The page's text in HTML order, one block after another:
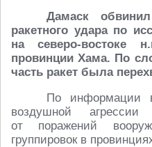
Дамаск
ракетного удара по
на северо-востоке
провинции Хама. По
часть ракет была
По информации
воздушной
от поражений
группировок в